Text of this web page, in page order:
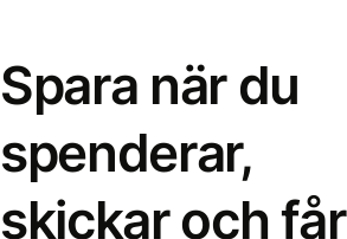
Spara när du
spenderar,
skickar och får